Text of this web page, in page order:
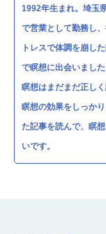
1992年生まれ。埼玉
で営業として勤務し
トレスで体調を崩し
で瞑想に出会いまし
瞑想はまだまだ正し
瞑想の効果をしっか
た記事を読んで、瞑
いです。